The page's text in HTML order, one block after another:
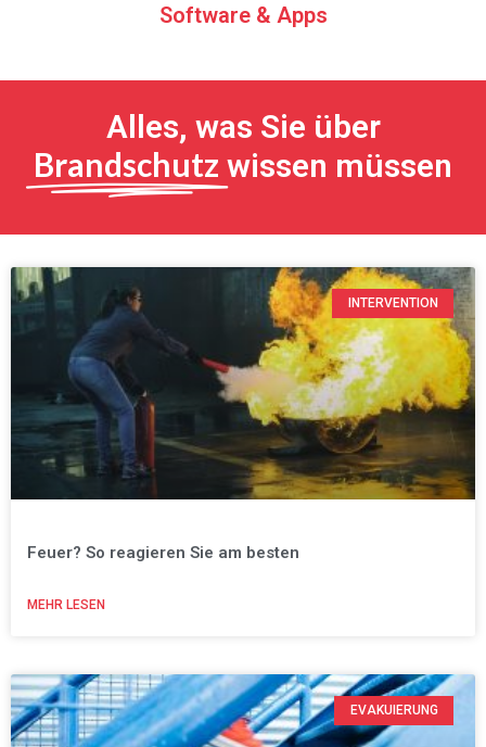
Software & Apps
Alles, was Sie über
Brandschutz wissen müssen
INTERVENTION
Feuer? So reagieren Sie am besten
MEHR LESEN
EVAKUIERUNG